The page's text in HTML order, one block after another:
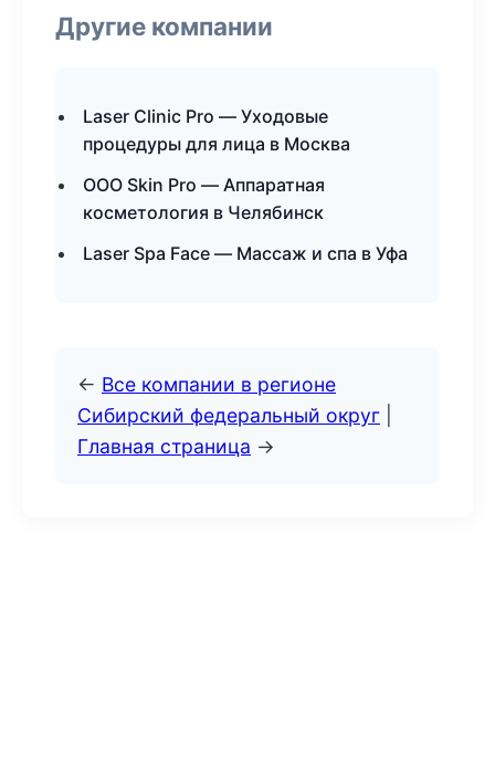
Другие компании
Laser Clinic Pro — Уходовые
процедуры для лица в Москва
ООО Skin Pro — Аппаратная
косметология в Челябинск
Laser Spa Face — Массаж и спа в Уфа
← Все компании в регионе
Сибирский федеральный округ
Главная страница →